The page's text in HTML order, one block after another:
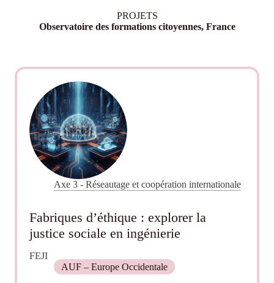
PROJETS
Observatoire des formations citoyennes, France
Axe 3 - Réseautage et coopération internationale
Fabriques d’éthique : explorer la
justice sociale en ingénierie
FEJI
AUF – Europe Occidentale